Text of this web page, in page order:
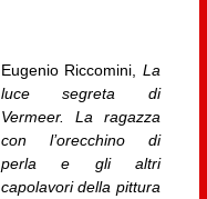
Eugenio Riccomini,La
luce segreta di
Vermeer. La ragazza
con l’orecchino di
perla e gli altri
capolavori della pittura